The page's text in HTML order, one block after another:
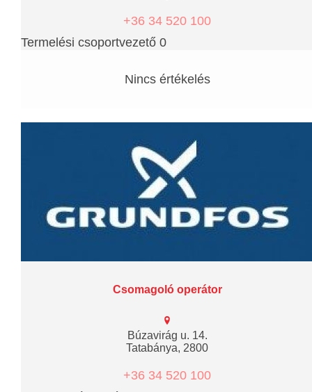
+36 34 520 100
Termelési csoportvezető 0
Nincs értékelés
Csomagoló operátor
Búzavirág u. 14.
Tatabánya, 2800
+36 34 520 100